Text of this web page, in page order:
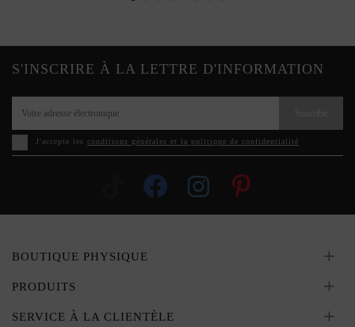
S'INSCRIRE À LA LETTRE D'INFORMATION
J'accepte les conditions générales et la politique de confidentialité
BOUTIQUE PHYSIQUE
PRODUITS
SERVICE À LA CLIENTÈLE